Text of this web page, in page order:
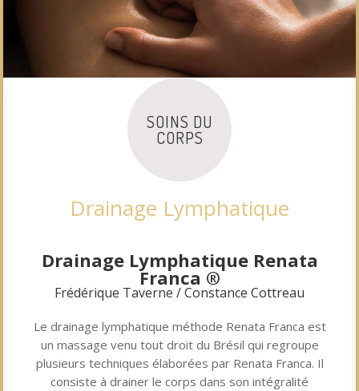
SOINS DU
CORPS
Drainage Lymphatique
Drainage Lymphatique Renata
Franca ®
Frédérique Taverne / Constance Cottreau
Le drainage lymphatique méthode Renata Franca est
un massage venu tout droit du Brésil qui regroupe
plusieurs techniques élaborées par Renata Franca. Il
consiste à drainer le corps dans son intégralité